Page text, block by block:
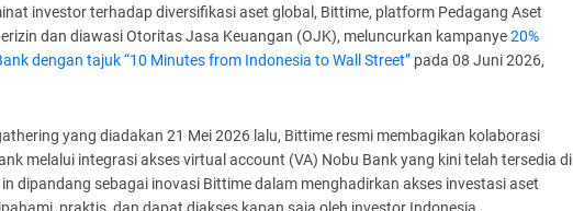
investor terhadap diversifikasi aset global, Bittime, platform Pedagang Aset
dan diawasi Otoritas Jasa Keuangan (OJK), meluncurkan kampanye20%
dengan tajuk “10 Minutes from Indonesia to Wall Street”pada 08 Juni 2026,
yang diadakan 21 Mei 2026 lalu, Bittime resmi membagikan kolaborasi
melalui integrasi akses virtual account (VA) Nobu Bank yang kini telah tersedia di
dipandang sebagai inovasi Bittime dalam menghadirkan akses investasi aset